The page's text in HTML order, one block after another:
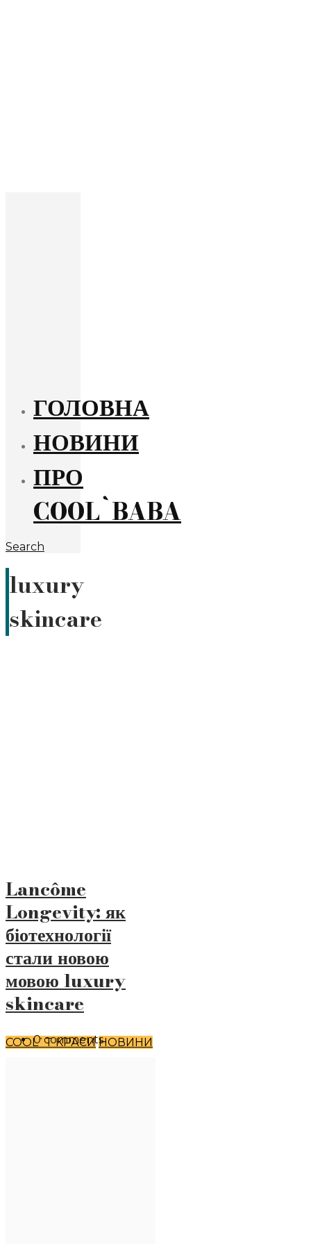
ГОЛОВНА
НОВИНИ
ПРО
COOL`BABA
Search
luxury
skincare
COOL`T КРАСИ НОВИНИ
Lancôme
Longevity: як
біотехнології
стали новою
мовою luxury
skincare
0 comments